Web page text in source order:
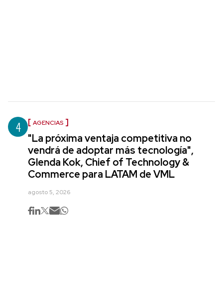
4 AGENCIAS
"La próxima ventaja competitiva no
vendrá de adoptar más tecnología",
Glenda Kok, Chief of Technology &
Commerce para LATAM de VML
agosto 5, 2026